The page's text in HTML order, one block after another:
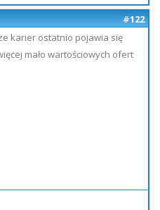
#122
karier ostatnio pojawia się
mało wartościowych ofert